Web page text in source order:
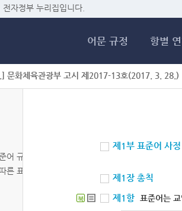
자정부 누리집입니다.
어문 규정 항별
문화체육관광부 고시 제2017-13호(2017. 3. 28.)
어 규정
른 표준어 규정
제1부 표준어 사
제1장 총칙
북 제1항 표준어는